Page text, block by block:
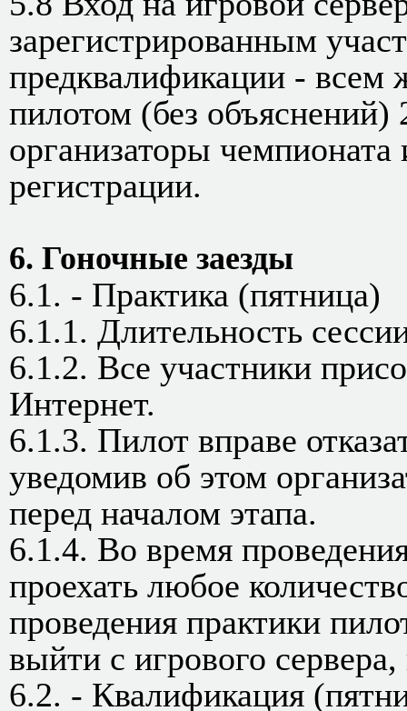
зарегистрированным
предквалификации -
пилотом (без объяснений)
организаторы
регистрации.
6. Гоночные заезды
6.1. - Практика (пятница)
6.1.1. Длительность
6.1.2. Все участники
Интернет.
6.1.3. Пилот вправе
уведомив об этом
перед началом этапа.
6.1.4. Во время
проехать любое
проведения практики
выйти с игрового
6.2. - Квалификация